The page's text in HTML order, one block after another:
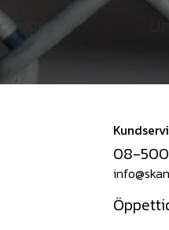
08-500